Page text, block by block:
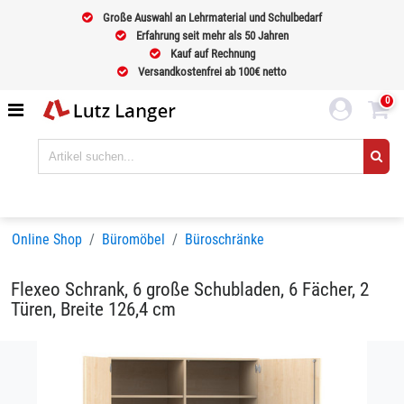
Große Auswahl an Lehrmaterial und Schulbedarf
Erfahrung seit mehr als 50 Jahren
Kauf auf Rechnung
Versandkostenfrei ab 100€ netto
0
Online Shop Büromöbel Büroschränke
Flexeo Schrank, 6 große Schubladen, 6 Fächer, 2
Türen, Breite 126,4 cm